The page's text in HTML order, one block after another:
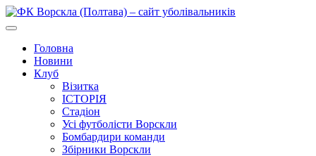
Головна
Новини
Клуб
Візитка
ІСТОРІЯ
Стадіон
Усі футболісти Ворскли
Бомбардири команди
Збірники Ворскли